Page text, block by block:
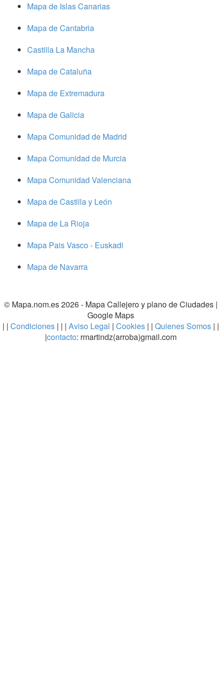
Mapa de Islas Canarias
Mapa de Cantabria
Castilla La Mancha
Mapa de Cataluña
Mapa de Extremadura
Mapa de Galicia
Mapa Comunidad de Madrid
Mapa Comunidad de Murcia
Mapa Comunidad Valenciana
Mapa de Castilla y León
Mapa de La Rioja
Mapa Pais Vasco - Euskadi
Mapa de Navarra
© Mapa.nom.es 2026 - Mapa Callejero y plano de Ciudades|
Google Maps
| | Condiciones| | | Aviso Legal | Cookies | | Quienes Somos | |
|contacto: rmartindz(arroba)gmail.com